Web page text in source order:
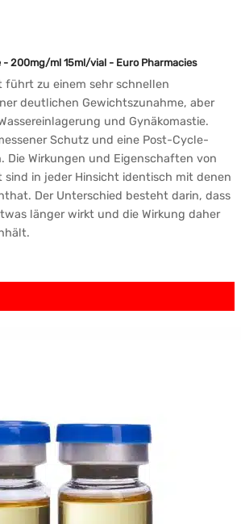
200mg/ml 15ml/vial - Euro Pharmacies
führt zu einem sehr schnellen
deutlichen Gewichtszunahme, aber
und Gynäkomastie.
Schutz und eine Post-Cycle-
Die Wirkungen und Eigenschaften von
sind in jeder Hinsicht identisch mit denen
Der Unterschied besteht darin, dass
länger wirkt und die Wirkung daher